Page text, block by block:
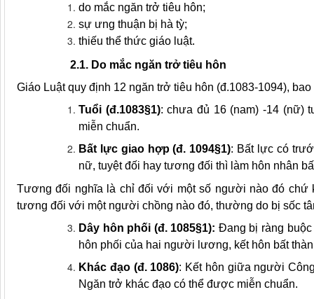
do mắc ngăn trở tiêu hôn;
sự ưng thuận bị hà tỳ;
thiếu thể thức giáo luật.
2.1. Do mắc ngăn trở tiêu hôn
Giáo Luật quy định 12 ngăn trở tiêu hôn (đ.1083-1094), bao
Tuổi (đ.1083§1): chưa đủ 16 (nam) -14 (nữ)
miễn chuẩn.
Bất lực giao hợp (đ. 1094§1): Bất lực có
nữ, tuyệt đối hay tương đối thì làm hôn nhân
Tương đối nghĩa là chỉ đối với một số người nào đó
tương đối với một người chồng nào đó, thường do bị sốc
Dây hôn phối (đ. 1085§1): Đang bị ràng
hôn phối của hai người lương, kết hôn bất
Khác đạo (đ. 1086): Kết hôn giữa người
Ngăn trở khác đạo có thể được miễn chuẩn.